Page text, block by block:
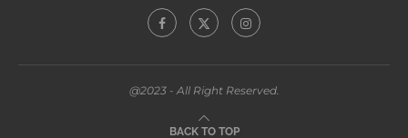
@2023 - All Right Reserved.
BACK TO TOP